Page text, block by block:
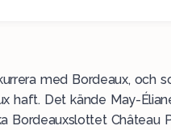
med Bordeaux, och
haft. Det kände May-
Bordeauxslottet Château